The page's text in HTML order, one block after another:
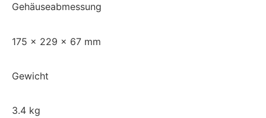
Gehäuseabmessung
175 x 229 x 67 mm
Gewicht
3.4 kg